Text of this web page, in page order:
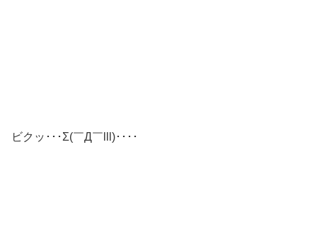
ビクッ･･･Σ(￣Д￣lll)････